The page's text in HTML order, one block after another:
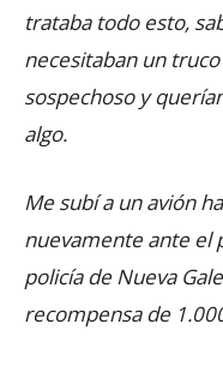
trataba todo esto,
necesitaban un
sospechoso y
algo.
Me subí a un avión
nuevamente ante el
policía de Nueva
recompensa de